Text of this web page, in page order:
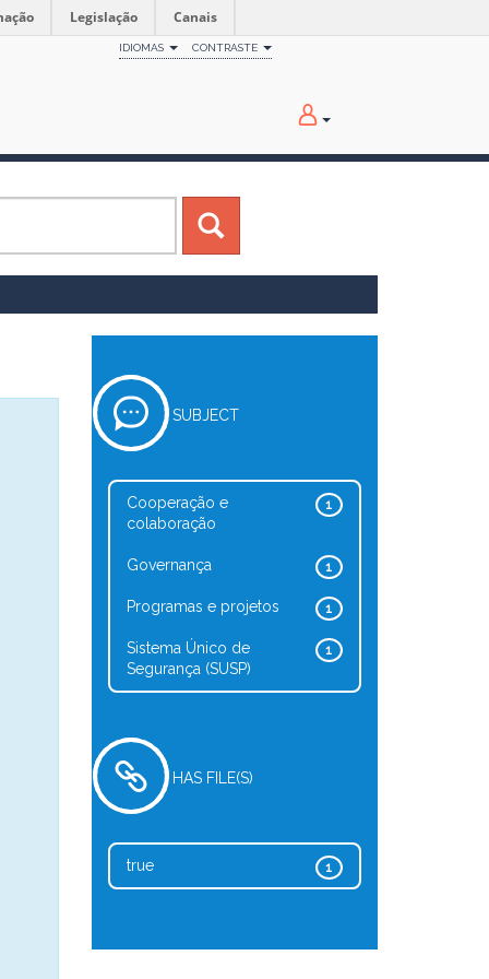
Legislação Canais
IDIOMAS CONTRASTE
SUBJECT
1
Cooperação e
colaboração
1
Governança
1
Programas e projetos
1
Sistema Único de
Segurança (SUSP)
HAS FILE(S)
1
true